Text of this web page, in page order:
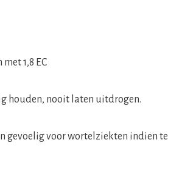
1,8 EC
houden, nooit laten uitdrogen.
gevoelig voor wortelziekten indien te